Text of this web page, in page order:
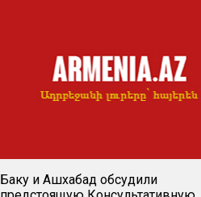
Баку и Ашхабад обсудили